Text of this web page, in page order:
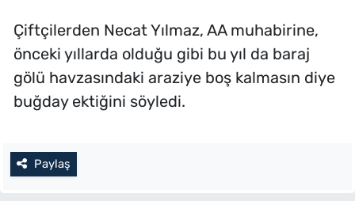
Çiftçilerden Necat Yılmaz, AA muhabirine,
önceki yıllarda olduğu gibi bu yıl da baraj
gölü havzasındaki araziye boş kalmasın diye
buğday ektiğini söyledi.
Paylaş